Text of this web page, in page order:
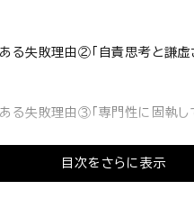
目次をさらに表示
ある失敗理由②「自責思考と謙虚
る失敗理由③「専門性に固執し